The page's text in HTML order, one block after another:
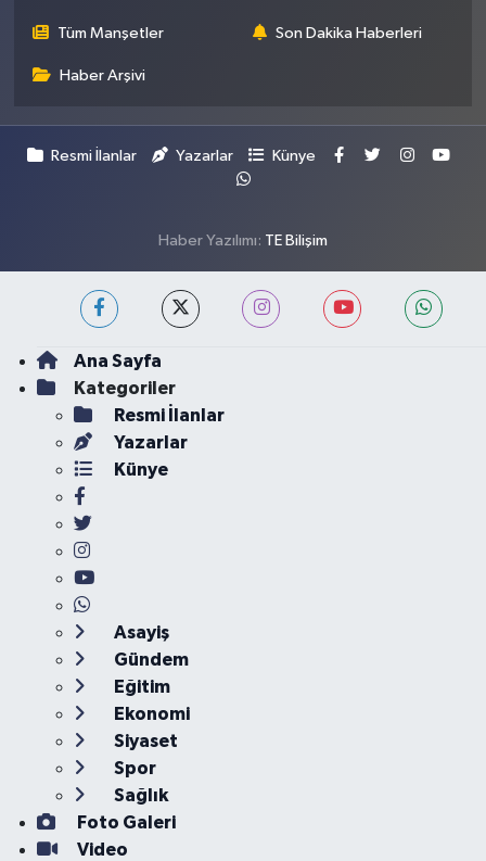
Tüm Manşetler Son Dakika Haberleri
Haber Arşivi
Resmi İlanlar Yazarlar Künye
Haber Yazılımı: TE Bilişim
Ana Sayfa
Kategoriler
Resmi İlanlar
Yazarlar
Künye
Asayiş
Gündem
Eğitim
Ekonomi
Siyaset
Spor
Sağlık
Foto Galeri
Video